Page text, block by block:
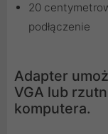
20
podłączenie
Adapter
VGA lub
komputera.